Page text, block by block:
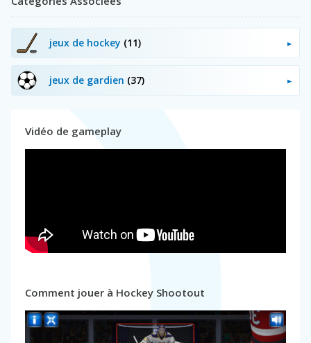
jeux de hockey (11)
jeux de gardien (37)
Vidéo de gameplay
Comment jouer à Hockey Shootout